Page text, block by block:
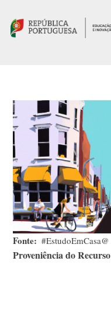
Fonte #EstudoEmCasa@
Proveniência do Recurso